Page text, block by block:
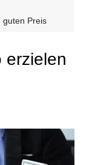
guten Preis
erzielen